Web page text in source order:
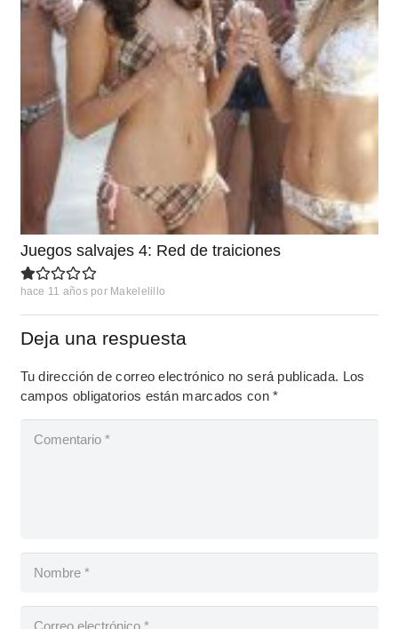
Juegos salvajes 4: Red de traiciones
hace 11 años por Makelelillo
Deja una respuesta
Tu dirección de correo electrónico no será publicada. Los
campos obligatorios están marcados con*